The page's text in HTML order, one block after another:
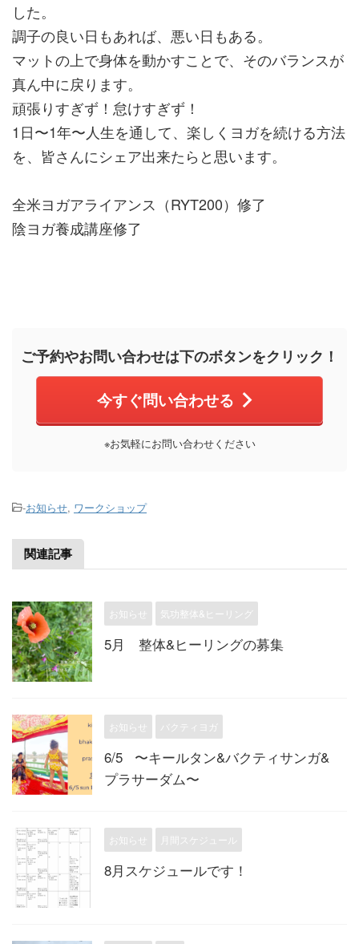
した。
調子の良い日もあれば、悪い日もある。
マットの上で身体を動かすことで、そのバランスが
真ん中に戻ります。
頑張りすぎず！怠けすぎず！
1日〜1年〜人生を通して、楽しくヨガを続ける方法
を、皆さんにシェア出来たらと思います。
全米ヨガアライアンス（RYT200）修了
陰ヨガ養成講座修了
ご予約やお問い合わせは下のボタンをクリック！
今すぐ問い合わせる
※お気軽にお問い合わせください
-お知らせ, ワークショップ
関連記事
お知らせ 気功整体&ヒーリング
5月 整体&ヒーリングの募集
お知らせ バクティヨガ
6/5 ⁡ ⁡ 〜キールタン&バクティサンガ&
プラサーダム〜
お知らせ 月間スケジュール
8月スケジュールです！